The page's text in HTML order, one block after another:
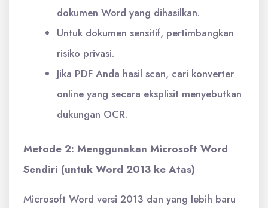
dokumen Word yang dihasilkan.
Untuk dokumen sensitif, pertimbangkan
risiko privasi.
Jika PDF Anda hasil scan, cari konverter
online yang secara eksplisit menyebutkan
dukungan OCR.
Metode 2: Menggunakan Microsoft Word
Sendiri (untuk Word 2013 ke Atas)
Microsoft Word versi 2013 dan yang lebih baru